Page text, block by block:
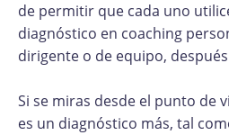
de permitir que cada uno
diagnóstico en coaching
dirigente o de equipo,
Si se miras desde el punto de
es un diagnóstico más, tal